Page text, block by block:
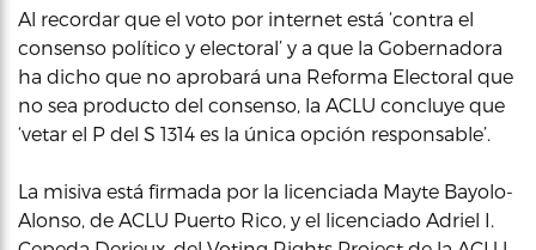
Al recordar que el voto por internet está ‘contra el
consenso político y electoral’ y a que la Gobernadora
ha dicho que no aprobará una Reforma Electoral que
no sea producto del consenso, la ACLU concluye que
‘vetar el P del S 1314 es la única opción responsable’.
La misiva está firmada por la licenciada Mayte Bayolo-
Alonso, de ACLU Puerto Rico, y el licenciado Adriel I.